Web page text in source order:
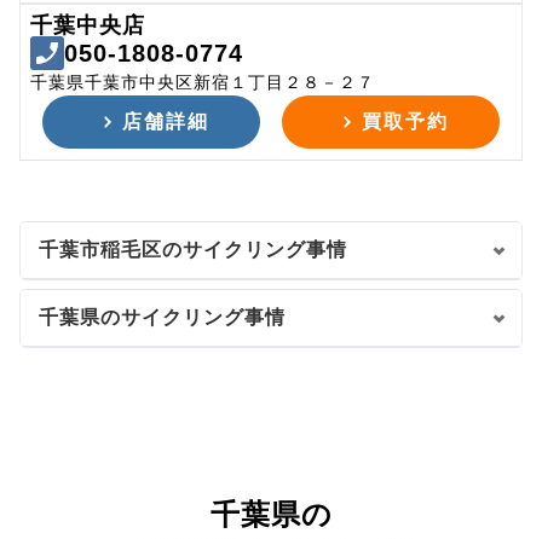
千葉中央店
050-1808-0774
千葉県千葉市中央区新宿１丁目２８－２７
店舗詳細 買取予約
千葉市稲毛区のサイクリング事情
千葉県のサイクリング事情
千葉県の